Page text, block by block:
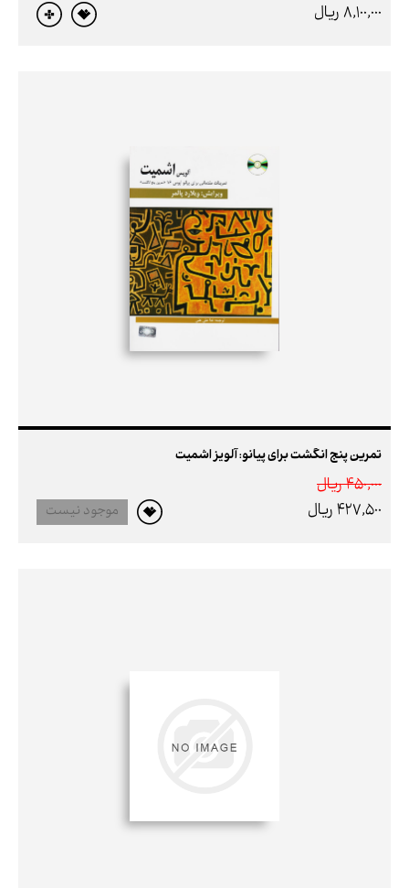
8,100,000 ريال
تمرین پنج انگشت برای پیانو: آلویز اشمیت
450,000 ريال
427,500 ريال
موجود نیست